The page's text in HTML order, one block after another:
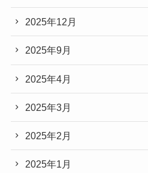
2025年12月
2025年9月
2025年4月
2025年3月
2025年2月
2025年1月